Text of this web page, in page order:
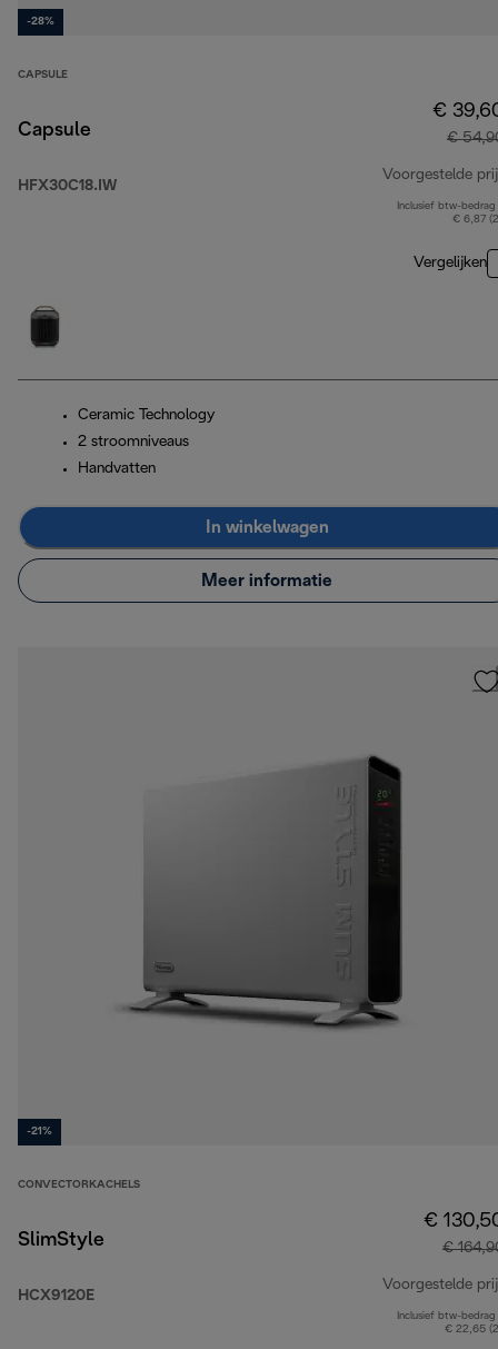
-28%
CAPSULE
Capsule
HFX30C18.IW
€
€
Voorgestelde
Inclusief btw-bedrag
€ 6,87
Vergelijken
Ceramic Technology
2 stroomniveaus
Handvatten
In winkelwagen
Meer informatie
-21%
CONVECTORKACHELS
SlimStyle
HCX9120E
€
€
Voorgestelde
Inclusief btw-bedrag
€ 22,65